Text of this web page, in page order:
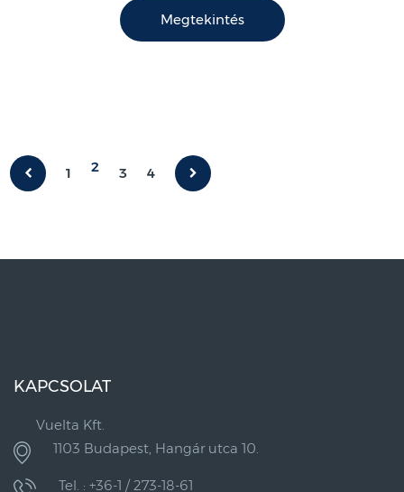
Megtekintés
1 2 3 4
KAPCSOLAT
Vuelta Kft.
1103 Budapest, Hangár utca 10.
Tel. : +36-1 / 273-18-61